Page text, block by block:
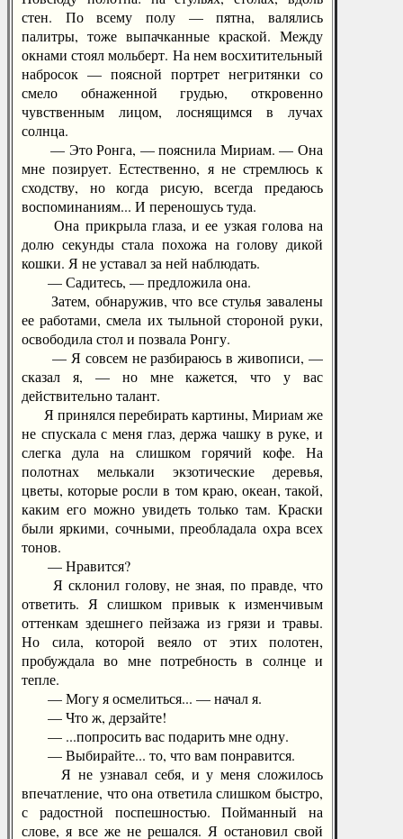
стен. По всему полу — пятна, валялись
палитры, тоже выпачканные краской. Между
окнами стоял мольберт. На нем восхитительный
набросок — поясной портрет негритянки со
смело обнаженной грудью, откровенно
чувственным лицом, лоснящимся в лучах
солнца.
— Это Ронга, — пояснила Мириам. — Она
мне позирует. Естественно, я не стремлюсь к
сходству, но когда рисую, всегда предаюсь
воспоминаниям... И переношусь туда.
Она прикрыла глаза, и ее узкая голова на
долю секунды стала похожа на голову дикой
кошки. Я не уставал за ней наблюдать.
— Садитесь, — предложила она.
Затем, обнаружив, что все стулья завалены
ее работами, смела их тыльной стороной руки,
освободила стол и позвала Ронгу.
— Я совсем не разбираюсь в живописи, —
сказал я, — но мне кажется, что у вас
действительно талант.
Я принялся перебирать картины, Мириам же
не спускала с меня глаз, держа чашку в руке, и
слегка дула на слишком горячий кофе. На
полотнах мелькали экзотические деревья,
цветы, которые росли в том краю, океан, такой,
каким его можно увидеть только там. Краски
были яркими, сочными, преобладала охра всех
тонов.
— Нравится?
Я склонил голову, не зная, по правде, что
ответить. Я слишком привык к изменчивым
оттенкам здешнего пейзажа из грязи и травы.
Но сила, которой веяло от этих полотен,
пробуждала во мне потребность в солнце и
тепле.
— Могу я осмелиться... — начал я.
— Что ж, дерзайте!
— ...попросить вас подарить мне одну.
— Выбирайте... то, что вам понравится.
Я не узнавал себя, и у меня сложилось
впечатление, что она ответила слишком быстро,
с радостной поспешностью. Пойманный на
слове, я все же не решался. Я остановил свой